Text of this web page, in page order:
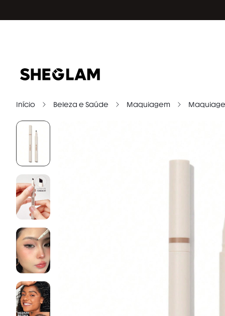
Início Beleza e Saúde Maquiagem